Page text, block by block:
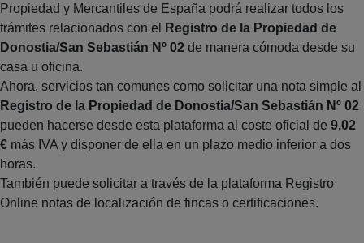
Propiedad y Mercantiles de España podrá realizar todos los
trámites relacionados con el
Registro de la Propiedad de
Donostia/San Sebastián Nº 02 de manera cómoda desde su
casa u oficina.
Ahora, servicios tan comunes como solicitar una nota simple al
Registro de la Propiedad de Donostia/San Sebastián Nº 02
pueden hacerse desde esta plataforma al coste oficial de 9,02
€ más IVA y disponer de ella en un plazo medio inferior a dos
horas.
También puede solicitar a través de la plataforma Registro
Online notas de localización de fincas o certificaciones.